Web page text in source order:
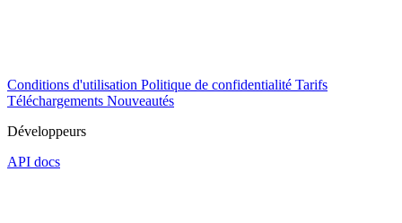
Conditions d'utilisation Politique de confidentialité Tarifs
Téléchargements Nouveautés
Développeurs
API docs